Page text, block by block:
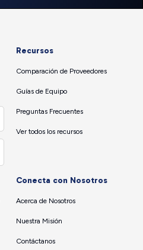
Recursos
Comparación de Proveedores
Guías de Equipo
Preguntas Frecuentes
Ver todos los recursos
Conecta con Nosotros
Acerca de Nosotros
Nuestra Misión
Contáctanos